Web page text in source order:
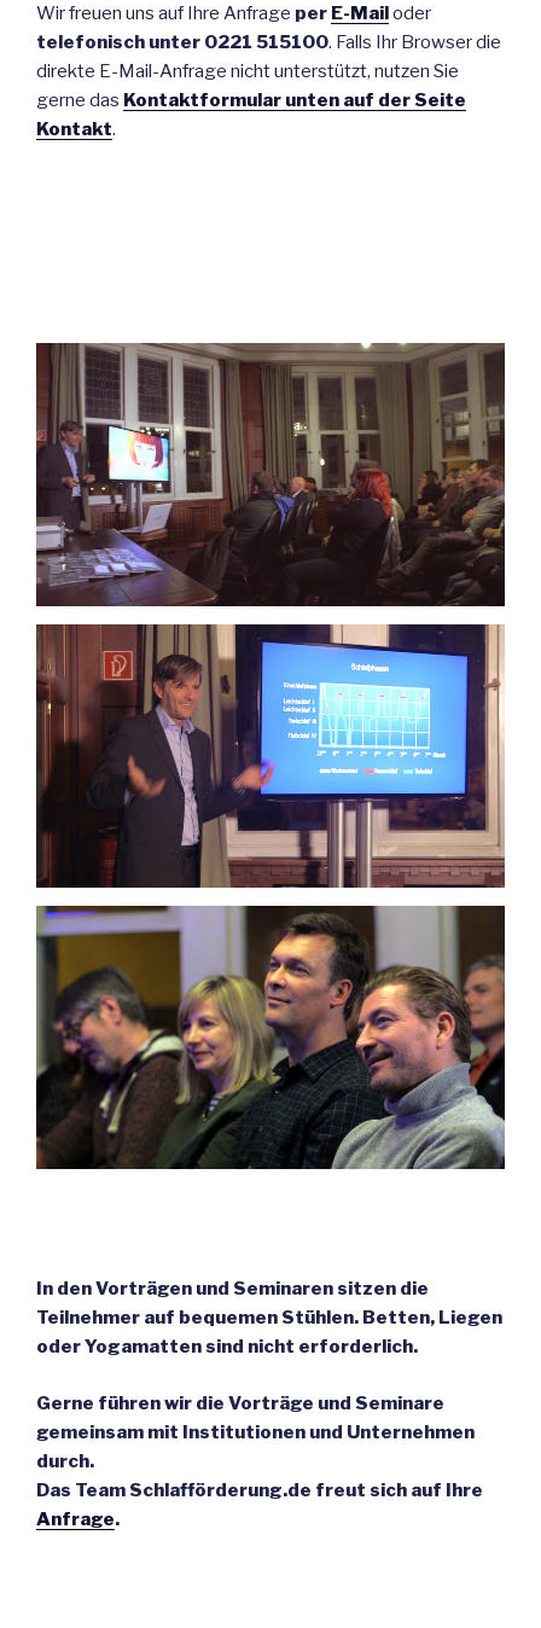
Wir freuen uns auf Ihre Anfrage per E-Mailoder
telefonisch unter 0221 515100. Falls Ihr Browser die
direkte E-Mail-Anfrage nicht unterstützt, nutzen Sie
gerne das Kontaktformular unten auf der Seite
Kontakt.
In den Vorträgen und Seminaren sitzen die
Teilnehmer auf bequemen Stühlen. Betten, Liegen
oder Yogamatten sind nicht erforderlich.
Gerne führen wir die Vorträge und Seminare
gemeinsam mit Institutionen und Unternehmen
durch.
Das Team Schlafförderung.de freut sich auf Ihre
Anfrage.